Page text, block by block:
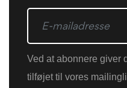
Ved at abonnere giver
tilføjet til vores